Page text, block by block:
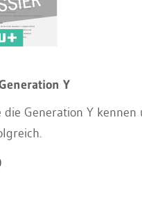
Y
die Generation Y